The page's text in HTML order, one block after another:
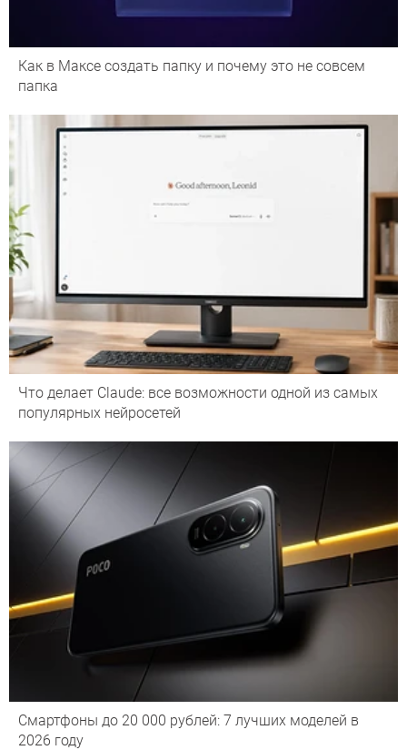
Как в Максе создать папку и почему это не совсем
папка
Что делает Сlaude: все возможности одной из самых
популярных нейросетей
Смартфоны до 20 000 рублей: 7 лучших моделей в
2026 году